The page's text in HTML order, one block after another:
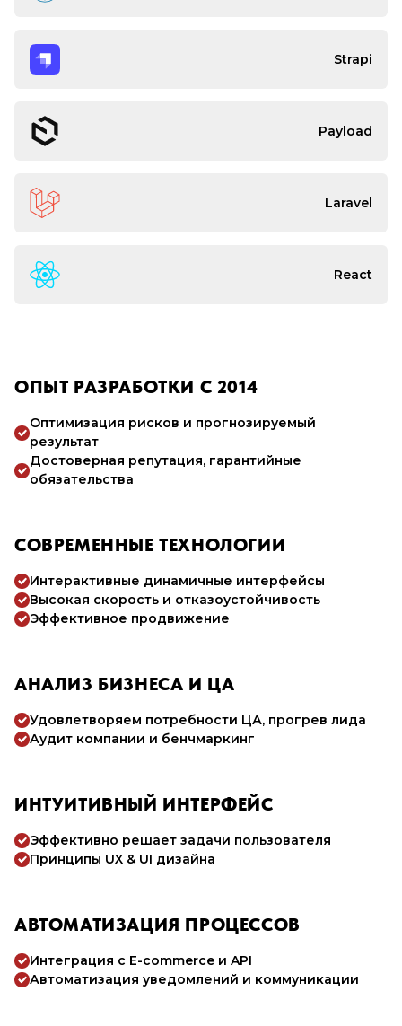
Strapi
Payload
Laravel
React
ОПЫТ РАЗРАБОТКИ С 2014
Оптимизация рисков и прогнозируемый
результат
Достоверная репутация, гарантийные
обязательства
СОВРЕМЕННЫЕ ТЕХНОЛОГИИ
Интерактивные динамичные интерфейсы
Высокая скорость и отказоустойчивость
Эффективное продвижение
АНАЛИЗ БИЗНЕСА И ЦА
Удовлетворяем потребности ЦА, прогрев лида
Аудит компании и бенчмаркинг
ИНТУИТИВНЫЙ ИНТЕРФЕЙС
Эффективно решает задачи пользователя
Принципы UX & UI дизайна
АВТОМАТИЗАЦИЯ ПРОЦЕССОВ
Интеграция с E-commerce и API
Автоматизация уведомлений и коммуникации